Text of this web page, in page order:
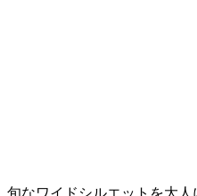
旬なワイドシルエットを大